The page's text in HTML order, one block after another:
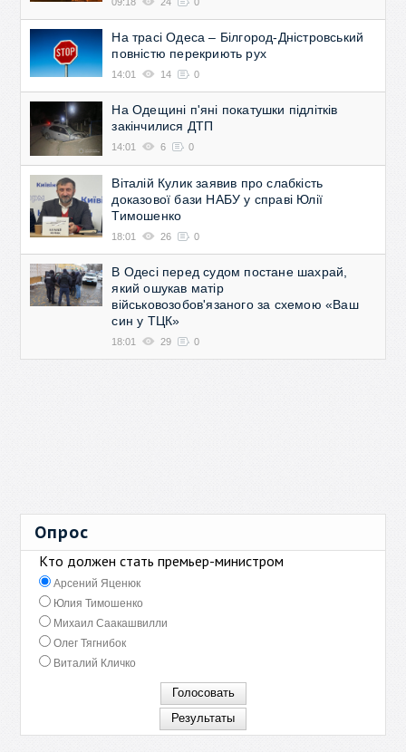
На трасі Одеса – Білгород-Дністровський
повністю перекриють рух
14:01 14 0
На Одещині п'яні покатушки підлітків
закінчилися ДТП
14:01 6 0
Віталій Кулик заявив про слабкість
доказової бази НАБУ у справі Юлії
Тимошенко
18:01 26 0
В Одесі перед судом постане шахрай,
який ошукав матір
військовозобов'язаного за схемою «Ваш
син у ТЦК»
18:01 29 0
Опрос
Кто должен стать премьер-министром
Арсений Яценюк
Юлия Тимошенко
Михаил Саакашвилли
Олег Тягнибок
Виталий Кличко